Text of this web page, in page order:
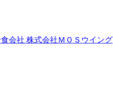
会社 株式会社ＭＯＳウイング